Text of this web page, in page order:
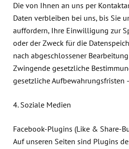
Die von Ihnen an uns per
Daten verbleiben bei uns, bis Sie
auffordern, Ihre Einwilligung zur
oder der Zweck für die
nach abgeschlossener
Zwingende gesetzliche
gesetzliche Aufbewahrungsfristen
4. Soziale Medien
Facebook-Plugins (Like & Share-
Auf unseren Seiten sind Plugins